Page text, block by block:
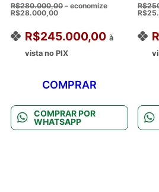
R$280.000,00 – economize
R$28.000,00
R$245.000,00 à
vista no PIX
COMPRAR
COMPRAR POR
WHATSAPP
R$
R$